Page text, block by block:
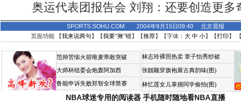
奥运代表团报告会 刘翔：还要创造更多
SPORTS.SOHU.COM 2004年9月15日09:40 北京晨报
页面功能 【我来说两句 】【我要“揪”错】【推荐】【字体： 大 中 小】【打印 】 【
范帅苦恼火箭唯麦蒂敢突破
大师杯组委会炮轰阿加西
鲁能申诉失败郑智全球禁赛
林志玲裸照热卖 章子怡秀纱裙
张靓颖穿旗袍展古典韵味(图)
林忆莲女儿掌掴同学偷拍(图)
NBA球迷专用的阅读器 手机随时随地看NBA直播